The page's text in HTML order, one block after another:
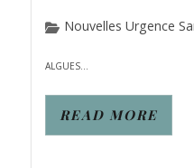
Nouvelles Urgence
ALGUES...
READ MORE